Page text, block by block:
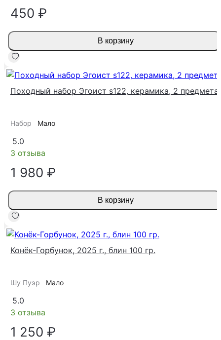
450 ₽
В корзину
Походный набор Эгоист s122, керамика, 2 предмета
Набор Мало
5.0
3 отзыва
1 980 ₽
В корзину
Конёк-Горбунок, 2025 г., блин 100 гр.
Шу Пуэр Мало
5.0
3 отзыва
1 250 ₽